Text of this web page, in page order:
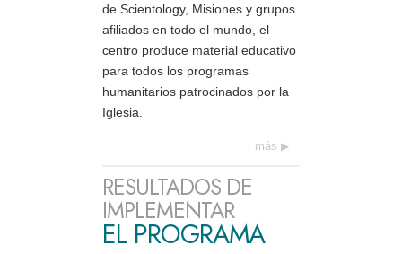
de Scientology, Misiones y grupos
afiliados en todo el mundo, el
centro produce material educativo
para todos los programas
humanitarios patrocinados por la
Iglesia.
más
RESULTADOS DE
IMPLEMENTAR
EL PROGRAMA